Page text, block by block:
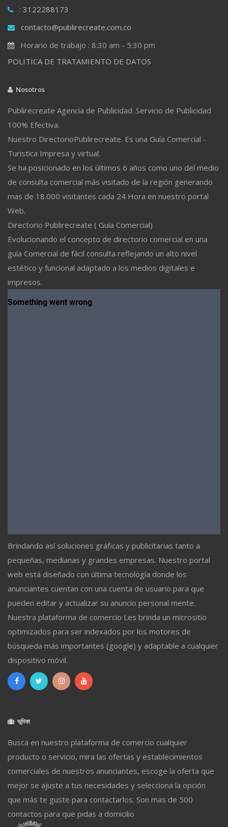
: 3122288173
contacto@publirecreate.com.co
Horario de trabajo : 8:30 am - 5:30 pm
POLITICA DE TRATAMIENTO DE DATOS
Nosotros
Publirecreate Agencia de Publicidad .Servicio de Publicidad
100% Efectiva.
Nuestro DirectorioPublirecreate. Es una Guía Comercial -
Turistica Impresa y virtual.
Se ha posicionado en los últimos 6 años como uno del medio
de consulta comercial más visitado de la región generando
mas de 18.000 visitantes cada 24 Hora en nuestro portal
Web.
Directorio Publirecreate ( Guía Comercial)
Evolucionando el concepto de directorio comercial en una
guía Comercial de fácil consulta reflejando un alto nivel
estético y funcional adaptado a los medios digitales e
impresos.
Brindando así soluciones gráficas y publicitarias tanto a
pequeñas, medianas y grandes empresas. Nuestro portal
web está diseñado con última tecnología donde los
anunciantes cuentan con una cuenta de usuario para que
pueden editar y actualizar su anuncio personal mente.
Nuestra plataforma de comercio Les brinda un micrositio
optimizados para ser indexados por los motores de
búsqueda más importantes (google) y adaptable a cualquier
dispositivo móvil.
ভূমিকা
Busca en nuestro plataforma de comercio cualquier
producto o servicio, mira las ofertas y establecimientos
comerciales de nuestros anunciantes, escoge la oferta que
mejor se ajuste a tus necesidades y selecciona la opción
que más te guste para contactarlos. Son mas de 500
contactos para que pidas a domicilio